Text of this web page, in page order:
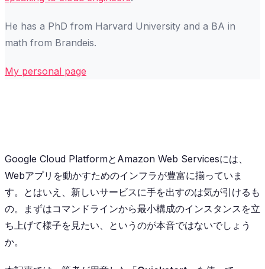
He has a PhD from Harvard University and a BA in
math from Brandeis.
My personal page
Google Cloud PlatformとAmazon Web Servicesには、
Webアプリを動かすためのインフラが豊富に揃っていま
す。とはいえ、新しいサービスに手を出すのは気が引けるも
の。まずはコマンドラインから最小構成のインスタンスを立
ち上げて様子を見たい、というのが本音ではないでしょう
か。